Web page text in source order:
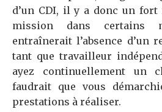
d’un CDI, il y a donc un fort
mission dans certains
entraînerait l’absence d’un
tant que travailleur
ayez continuellement un
faudrait que vous
prestations à réaliser.